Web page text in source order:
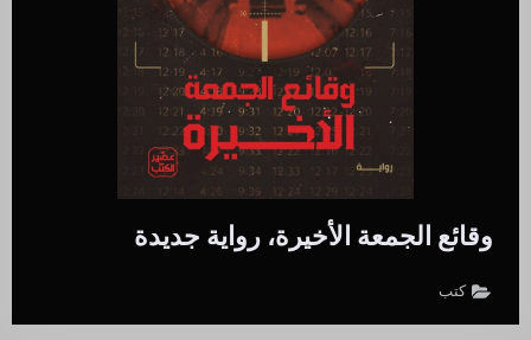
وقائع الجمعة الأخيرة، رواية جديدة
كتب